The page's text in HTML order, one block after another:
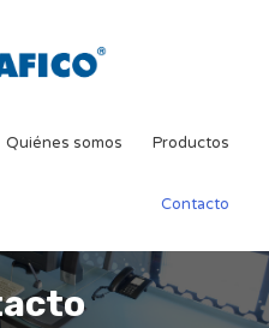
Quiénes somos Productos
Contacto